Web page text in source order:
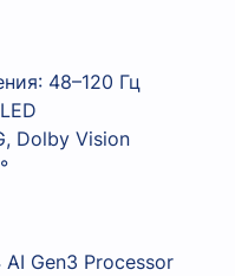
48–120 Гц
Dolby Vision
Gen3 Processor